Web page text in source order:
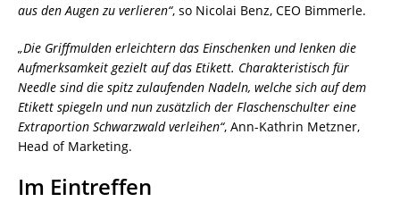
aus den Augen zu verlieren“, so Nicolai Benz, CEO Bimmerle.
„Die Griffmulden erleichtern das Einschenken und lenken die
Aufmerksamkeit gezielt auf das Etikett. Charakteristisch für
Needle sind die spitz zulaufenden Nadeln, welche sich auf dem
Etikett spiegeln und nun zusätzlich der Flaschenschulter eine
Extraportion Schwarzwald verleihen“, Ann-Kathrin Metzner,
Head of Marketing.
Im Eintreffen